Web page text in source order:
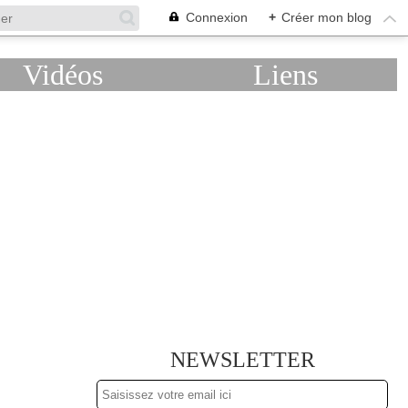
Connexion + Créer mon blog
Vidéos Liens
NEWSLETTER